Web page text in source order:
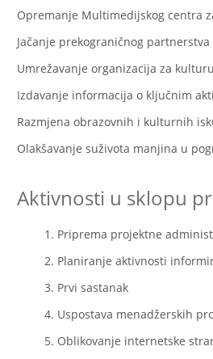
Opremanje Multimedijskog centra
Jačanje prekograničnog
Umrežavanje organizacija za
Izdavanje informacija o ključnim
Razmjena obrazovnih i kulturnih
Olakšavanje suživota manjina u
Aktivnosti u sklopu
Priprema projektne
Planiranje aktivnosti
Prvi sastanak
Uspostava menadžerskih
Oblikovanje internetske